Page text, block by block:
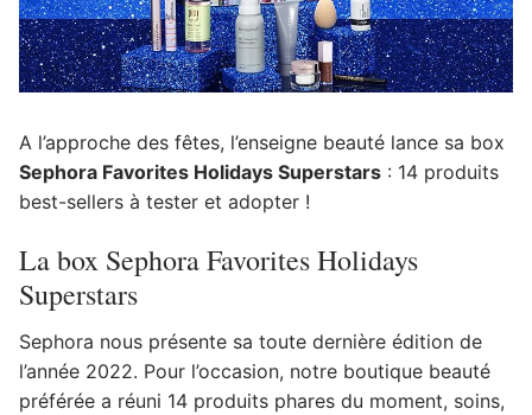
A l’approche des fêtes, l’enseigne beauté lance sa box
Sephora Favorites Holidays Superstars : 14 produits
best-sellers à tester et adopter !
La box Sephora Favorites Holidays
Superstars
Sephora nous présente sa toute dernière édition de
l’année 2022. Pour l’occasion, notre boutique beauté
préférée a réuni 14 produits phares du moment, soins,